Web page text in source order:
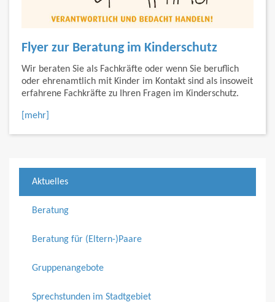
Flyer zur Beratung im Kinderschutz
Wir beraten Sie als Fachkräfte oder wenn Sie beruflich
oder ehrenamtlich mit Kinder im Kontakt sind als insoweit
erfahrene Fachkräfte zu Ihren Fragen im Kinderschutz.
[mehr]
Aktuelles
Beratung
Beratung für (Eltern-)Paare
Gruppenangebote
Sprechstunden im Stadtgebiet